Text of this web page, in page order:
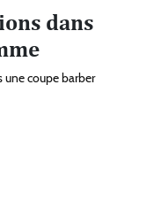
dans
coupe barber